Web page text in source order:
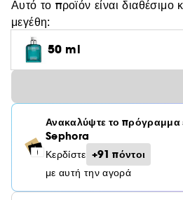
Αυτό το προϊόν είναι διαθέσιμο
μεγέθη:
50 ml
Ανακαλύψτε το πρόγραμμα
Sephora
Κερδίστε +91 πόντοι
με αυτή την αγορά